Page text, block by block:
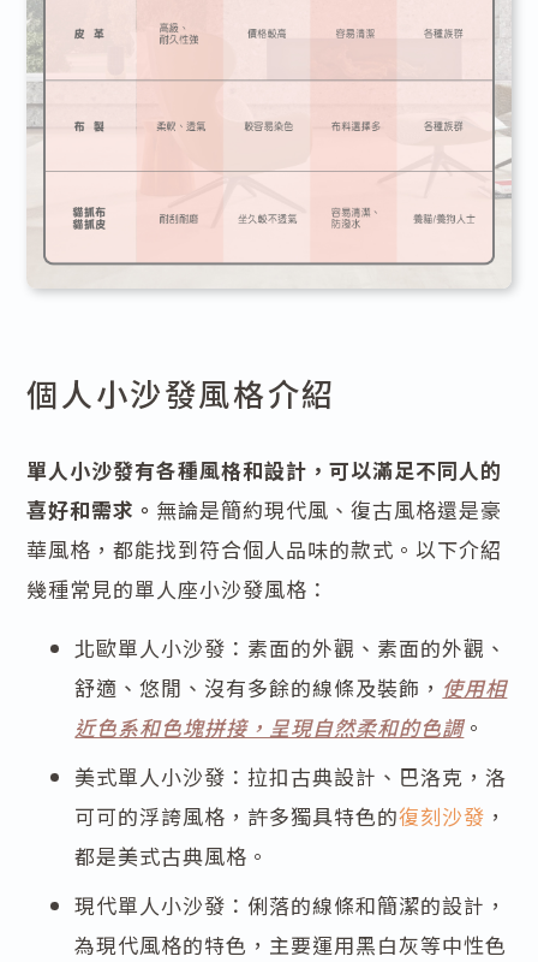
個人小沙發風格介紹
單人小沙發有各種風格和設計，可以滿足不同人的
喜好和需求。 無論是簡約現代風、復古風格還是豪
華風格，都能找到符合個人品味的款式。以下介紹
幾種常見的單人座小沙發風格：
北歐單人小沙發：素面的外觀、素面的外觀、
舒適、悠閒、沒有多餘的線條及裝飾， 使用相
近色系和色塊拼接，呈現自然柔和的色調。
美式單人小沙發：拉扣古典設計、巴洛克，洛
可可的浮誇風格，許多獨具特色的復刻沙發 ，
都是美式古典風格。
現代單人小沙發：俐落的線條和簡潔的設計，
為現代風格的特色，主要運用黑白灰等中性色